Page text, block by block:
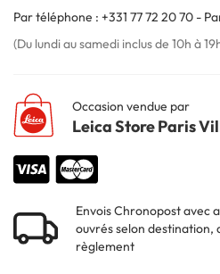
Par téléphone : +331 77 72 20 70 -
(Du lundi au samedi inclus de 10h à
Occasion vendue par
Leica Store Paris
Envois Chronopost avec
ouvrés selon destination,
règlement